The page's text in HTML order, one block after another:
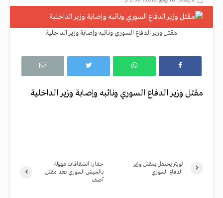
مقتل وزير الدفاع السوري ونائبه وإصابة وزير الداخلية
مقتل وزير الدفاع السوري ونائبه وإصابة وزير الداخلية
حفار: انشقاقات مهولة
بالجيش السوري بعد مقتل
آصف
تويتر يحتفل بمقتل وزير
الدفاع السوري